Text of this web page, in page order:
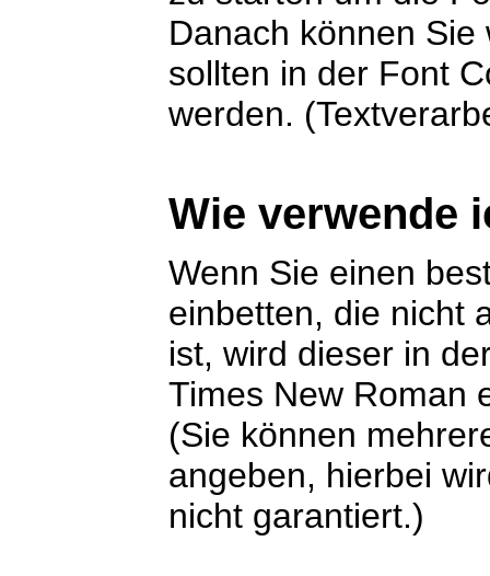
Danach können
sollten in der Font
werden.
Wie verwende
Wenn Sie einen
einbetten, die nicht
ist, wird dieser in
Times New Roman
(Sie können
angeben, hierbei
nicht garantiert.)